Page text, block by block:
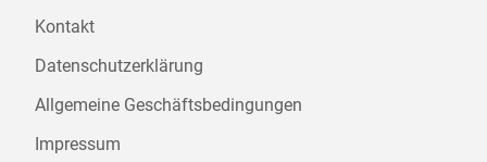
Kontakt
Datenschutzerklärung
Allgemeine Geschäftsbedingungen
Impressum